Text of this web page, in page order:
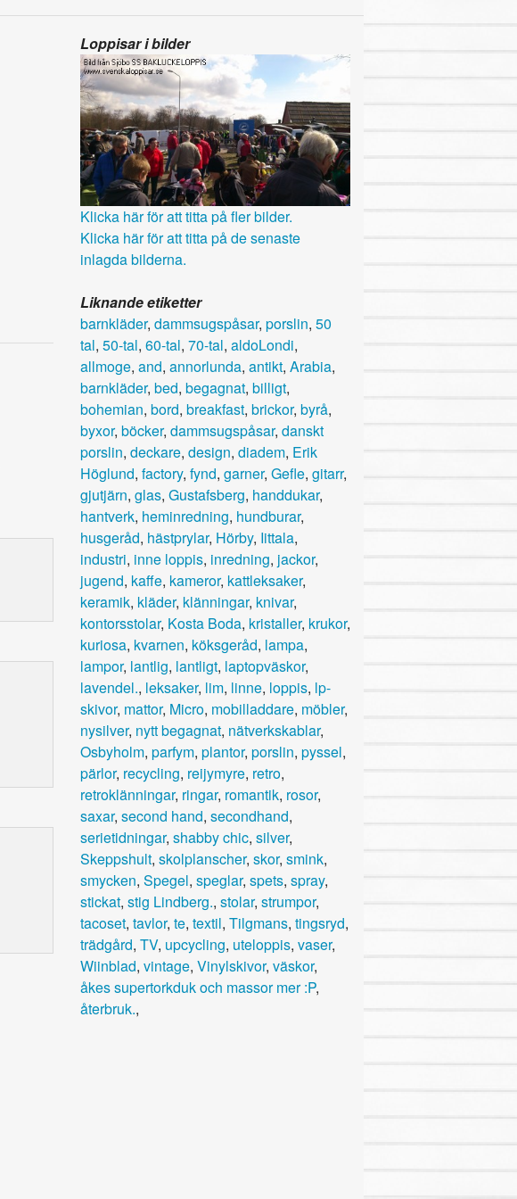
Loppisar i bilder
Klicka här för att titta på fler bilder.
Klicka här för att titta på de senaste
inlagda bilderna.
Liknande etiketter
barnkläder, dammsugspåsar, porslin, 50
tal, 50-tal, 60-tal, 70-tal, aldoLondi,
allmoge, and, annorlunda, antikt, Arabia,
barnkläder, bed, begagnat, billigt,
bohemian, bord, breakfast, brickor, byrå,
byxor, böcker, dammsugspåsar, danskt
porslin, deckare, design, diadem, Erik
Höglund, factory, fynd, garner, Gefle, gitarr,
gjutjärn, glas, Gustafsberg, handdukar,
hantverk, heminredning, hundburar,
husgeråd, hästprylar, Hörby, Iittala,
industri, inne loppis, inredning, jackor,
jugend, kaffe, kameror, kattleksaker,
keramik, kläder, klänningar, knivar,
kontorsstolar, Kosta Boda, kristaller, krukor,
kuriosa, kvarnen, köksgeråd, lampa,
lampor, lantlig, lantligt, laptopväskor,
lavendel., leksaker, lim, linne, loppis, lp-
skivor, mattor, Micro, mobilladdare, möbler,
nysilver, nytt begagnat, nätverkskablar,
Osbyholm, parfym, plantor, porslin, pyssel,
pärlor, recycling, reijymyre, retro,
retroklänningar, ringar, romantik, rosor,
saxar, second hand, secondhand,
serietidningar, shabby chic, silver,
Skeppshult, skolplanscher, skor, smink,
smycken, Spegel, speglar, spets, spray,
stickat, stig Lindberg., stolar, strumpor,
tacoset, tavlor, te, textil, Tilgmans, tingsryd,
trädgård, TV, upcycling, uteloppis, vaser,
Wiinblad, vintage, Vinylskivor, väskor,
åkes supertorkduk och massor mer :P,
återbruk.,